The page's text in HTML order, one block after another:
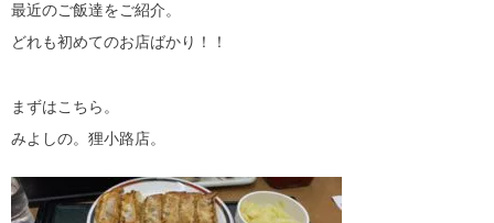
最近のご飯達をご紹介。
どれも初めてのお店ばかり！！
まずはこちら。
みよしの。狸小路店。